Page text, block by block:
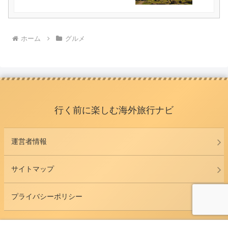
ホーム グルメ
行く前に楽しむ海外旅行ナビ
運営者情報
サイトマップ
プライバシーポリシー